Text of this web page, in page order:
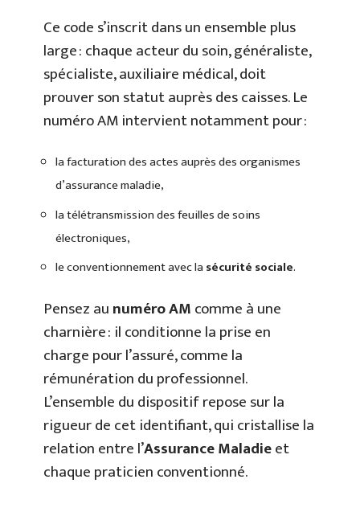
Ce code s’inscrit dans un ensemble plus
large : chaque acteur du soin, généraliste,
spécialiste, auxiliaire médical, doit
prouver son statut auprès des caisses. Le
numéro AM intervient notamment pour :
la facturation des actes auprès des organismes
d’assurance maladie,
la télétransmission des feuilles de soins
électroniques,
le conventionnement avec la sécurité sociale.
Pensez aunuméro AMcomme à une
charnière : il conditionne la prise en
charge pour l’assuré, comme la
rémunération du professionnel.
L’ensemble du dispositif repose sur la
rigueur de cet identifiant, qui cristallise la
relation entre l’Assurance Maladieet
chaque praticien conventionné.